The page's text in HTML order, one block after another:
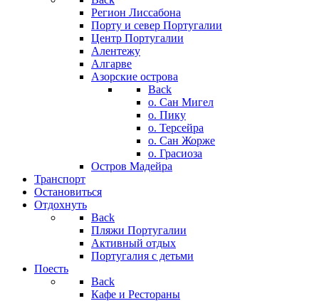
Регион Лиссабона
Порту и север Португалии
Центр Португалии
Алентежу
Алгарве
Азорские острова
Back
о. Сан Мигел
о. Пику
о. Терсейра
о. Сан Жорже
о. Грасиоза
Остров Мадейра
Транспорт
Остановиться
Отдохнуть
Back
Пляжи Португалии
Активный отдых
Португалия с детьми
Поесть
Back
Кафе и Рестораны